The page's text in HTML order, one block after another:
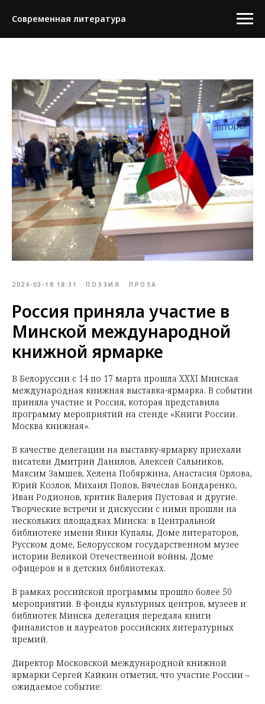
Современная литература
2024-03-18 18:31 ПОЭЗИЯ ПРОЗА
Россия приняла участие в
Минской международной
книжной ярмарке
В Белоруссии с 14 по 17 марта прошла XXXI Минская
международная книжная выставка-ярмарка. В событии
приняла участие и Россия, которая представила
программу мероприятий на стенде «Книги России.
Москва книжная».
В качестве делегации на выставку-ярмарку приехали
писатели Дмитрий Данилов, Алексей Сальников,
Максим Замшев, Хелена Побяржина, Анастасия Орлова,
Юрий Козлов, Михаил Попов, Вячеслав Бондаренко,
Иван Родионов, критик Валерия Пустовая и другие.
Творческие встречи и дискуссии с ними прошли на
нескольких площадках Минска: в Центральной
библиотеке имени Янки Купалы, Доме литераторов,
Русском доме, Белорусском государственном музее
истории Великой Отечественной войны, Доме
офицеров и в детских библиотеках.
В рамках российской программы прошло более 50
мероприятий. В фонды культурных центров, музеев и
библиотек Минска делегация передала книги
финалистов и лауреатов российских литературных
премий.
Директор Московской международной книжной
ярмарки Сергей Кайкин отметил, что участие России –
ожидаемое событие: